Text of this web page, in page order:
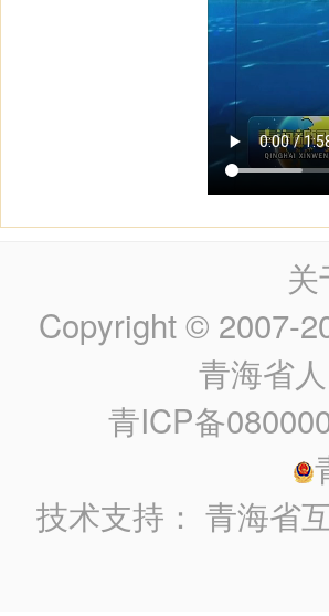
关
Copyright © 2007-
青海省
青ICP备
技术支持：青海省